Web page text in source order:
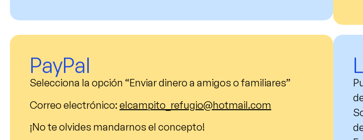
PayPal
Selecciona la opción “Enviar dinero a amigos o familiares”
Correo electrónico: elcampito_refugio@hotmail.com
¡No te olvides mandarnos el concepto!